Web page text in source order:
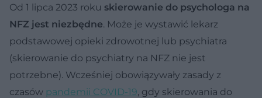
Od 1 lipca 2023 roku skierowanie do psychologa na
NFZ jest niezbędne. Może je wystawić lekarz
podstawowej opieki zdrowotnej lub psychiatra
(skierowanie do psychiatry na NFZ nie jest
potrzebne). Wcześniej obowiązywały zasady z
czasów pandemii COVID-19, gdy skierowania do